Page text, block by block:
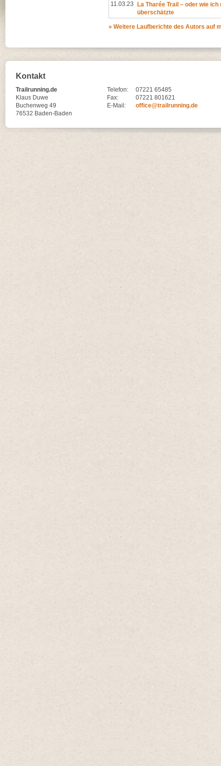
11.03.23
La Tharée Trail – oder wie
überschätzte
» Weitere Laufberichte des Autors auf
Kontakt
Trailrunning.de
Klaus Duwe
Buchenweg 49
76532 Baden-Baden
Telefon:
07221 65485
Fax:
07221 801621
E-Mail:
office@trailrunning.de